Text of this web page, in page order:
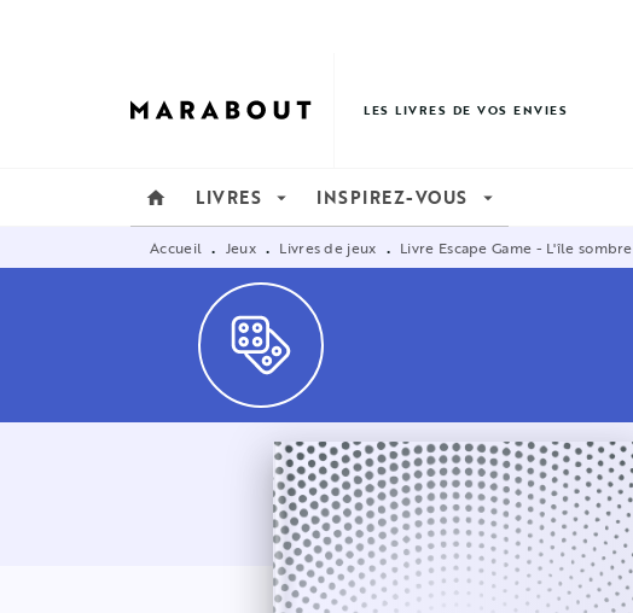
LES LIVRES DE VOS ENVIES
home LIVRES arrow_drop_down INSPIREZ-VOUS arrow_drop_down
Accueil • Jeux • Livres de jeux • Livre Escape Game - L'île sombre